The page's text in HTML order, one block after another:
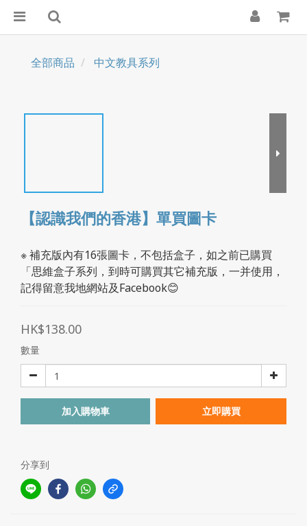
全部商品 中文教具系列
【認識我們的香港】單買圖卡
※ 補充版內有16張圖卡，不包括盒子，如之前已購買
「思維盒子系列，到時可購買其它補充版，一并使用，
記得留意我地網站及Facebook😊
HK$138.00
數量
加入購物車 立即購買
分享到